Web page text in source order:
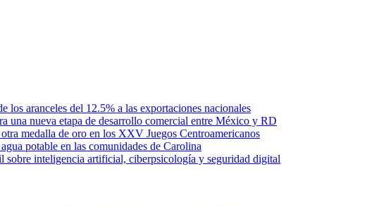
los aranceles del 12.5% a las exportaciones nacionales
una nueva etapa de desarrollo comercial entre México y RD
medalla de oro en los XXV Juegos Centroamericanos
potable en las comunidades de Carolina
inteligencia artificial, ciberpsicología y seguridad digital